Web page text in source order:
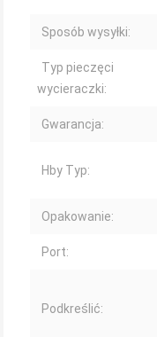
Sposób wysyłki:
Typ pieczęci
wycieraczki:
Gwarancja:
Hby Typ:
Opakowanie:
Port:
Podkreślić: